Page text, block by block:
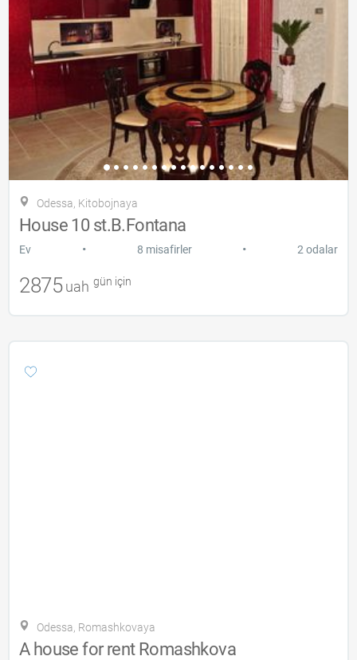
Odessa, Kitobojnaya
House 10 st.B.Fontana
Ev • 8 misafirler • 2 odalar
2875 uah gün için
Odessa, Romashkovaya
A house for rent Romashkova